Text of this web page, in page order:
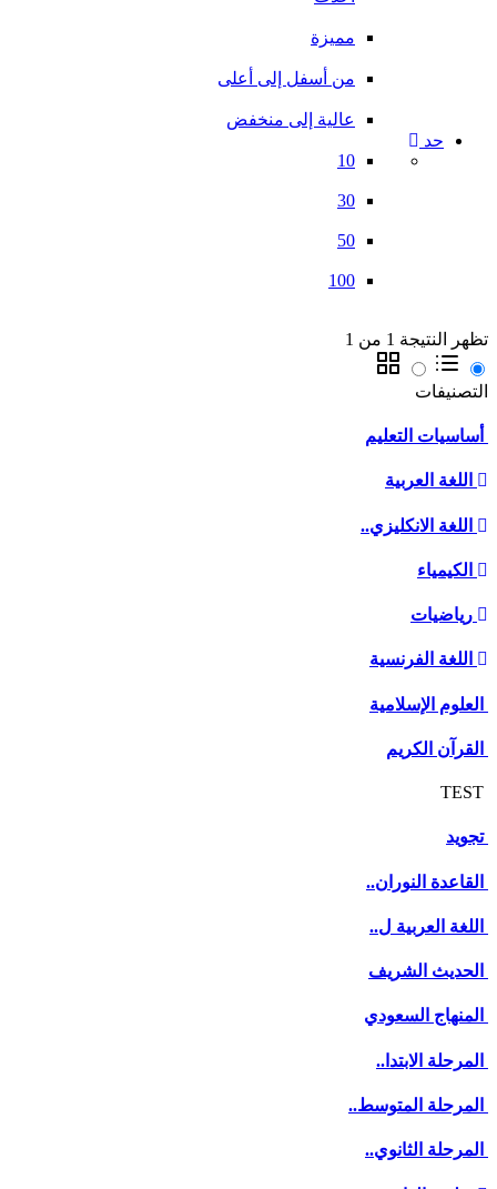
مميزة
من أسفل إلى أعلى
عالية إلى منخفض
حد
10
30
50
100
تظهر النتيجة 1 من 1
التصنيفات
أساسيات التعليم
اللغة العربية
اللغة الانكليزي..
الكيمياء
رياضيات
اللغة الفرنسية
العلوم الإسلامية
القرآن الكريم
TEST
تجويد
القاعدة النوران..
اللغة العربية ل..
الحديث الشريف
المنهاج السعودي
المرحلة الابتدا..
المرحلة المتوسط..
المرحلة الثانوي..